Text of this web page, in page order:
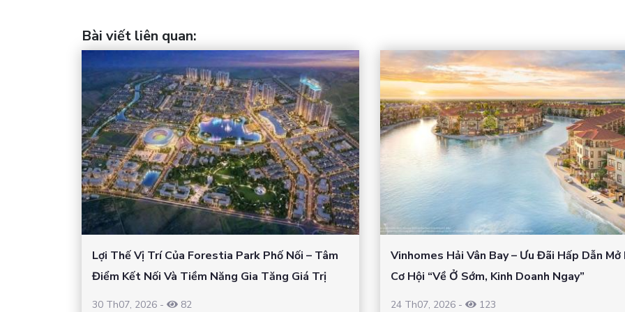
Bài viết liên quan:
Lợi Thế Vị Trí Của Forestia Park Phố Nối – Tâm
Điểm Kết Nối Và Tiềm Năng Gia Tăng Giá Trị
30 Th07, 2026 - 82
Vinhomes Hải Vân Bay – Ưu Đãi Hấp Dẫn Mở
Cơ Hội “Về Ở Sớm, Kinh Doanh Ngay”
24 Th07, 2026- 123